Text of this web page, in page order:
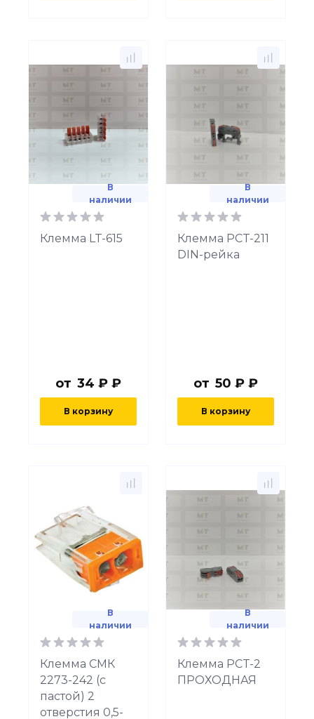
В
наличии
Клемма LT-615
от 34 ₽ ₽
В корзину
В
наличии
Клемма PCT-211
DIN-рейка
от 50 ₽ ₽
В корзину
В
наличии
Клемма СМК
2273-242 (с
пастой) 2
отверстия 0,5-
В
наличии
Клемма PCT-2
ПРОХОДНАЯ